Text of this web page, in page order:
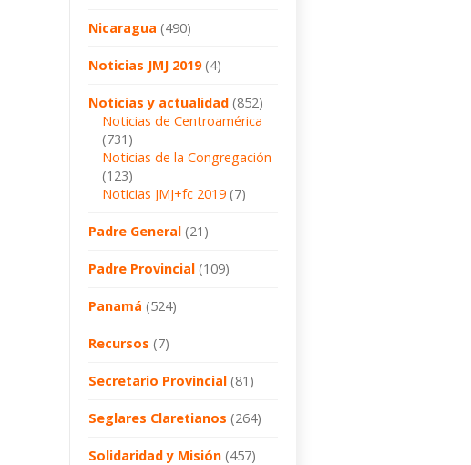
Nicaragua (490)
Noticias JMJ 2019(4)
Noticias y actualidad (852)
Noticias de Centroamérica
(731)
Noticias de la Congregación
(123)
Noticias JMJ+fc 2019 (7)
Padre General (21)
Padre Provincial (109)
Panamá (524)
Recursos (7)
Secretario Provincial (81)
Seglares Claretianos (264)
Solidaridad y Misión (457)